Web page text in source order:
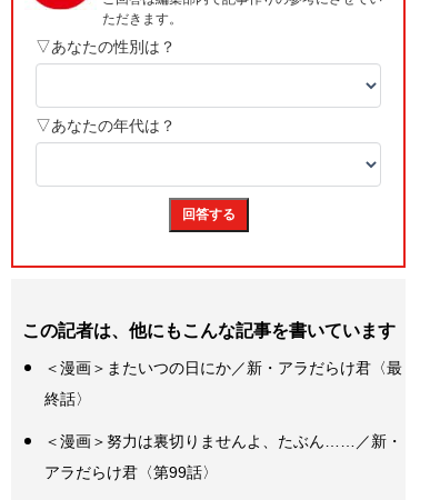
この記者は、他にもこんな記事を書いています
＜漫画＞またいつの日にか／新・アラだらけ君〈最
終話〉
＜漫画＞努力は裏切りませんよ、たぶん……／新・
アラだらけ君〈第99話〉